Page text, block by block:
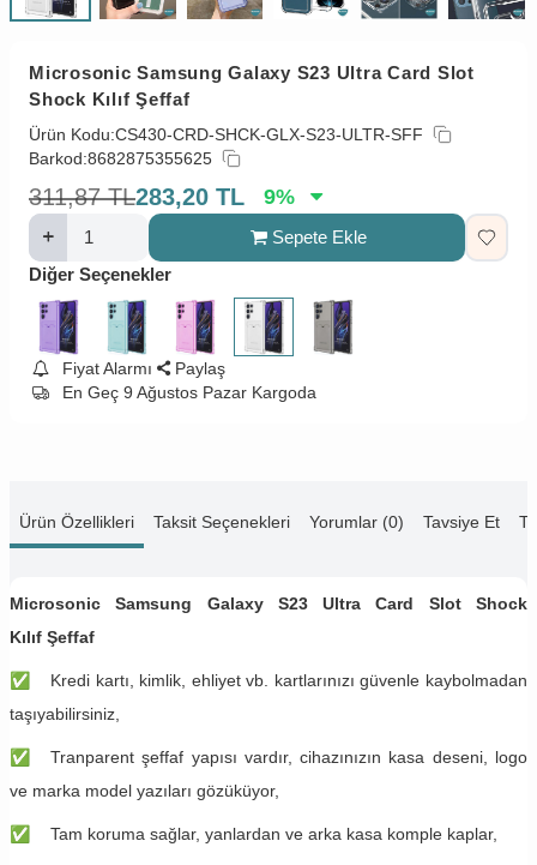
Microsonic Samsung Galaxy S23 Ultra Card Slot
Shock Kılıf Şeffaf
Ürün Kodu:CS430-CRD-SHCK-GLX-S23-ULTR-SFF
Barkod:8682875355625
311,87 TL283,20 TL 9%
Sepete Ekle
Diğer Seçenekler
Fiyat Alarmı
Paylaş
En Geç 9 Ağustos Pazar Kargoda
Ürün Özellikleri Taksit Seçenekleri Yorumlar (0) Tavsiye Et
Microsonic Samsung Galaxy S23 Ultra Card Slot Shock
Kılıf Şeffaf
✅ Kredi kartı, kimlik, ehliyet vb. kartlarınızı güvenle kaybolmadan
taşıyabilirsiniz,
✅ Tranparent şeffaf yapısı vardır, cihazınızın kasa deseni, logo
ve marka model yazıları gözüküyor,
✅ Tam koruma sağlar, yanlardan ve arka kasa komple kaplar,